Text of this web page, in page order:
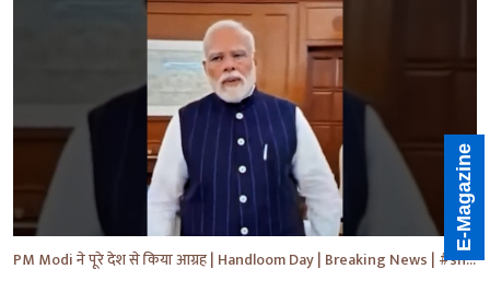
PM Modi ने पूरे देश से किया आग्रह | Handloom Day | Breaking News | #shorts #yt #news #ytnews
E-Magazine